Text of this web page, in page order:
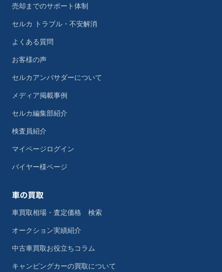
売却までのサポート体制
セルカ トラブル・不安解消
よくある質問
お客様の声
セルカアンバサダーについて
メディア掲載事例
セルカ編集部紹介
検査員紹介
マイページログイン
バイヤー様ページ
車の買取
車買取相場・査定価格 検索
オークション実績紹介
中古車買取お役立ちコラム
キャンピングカーの買取について